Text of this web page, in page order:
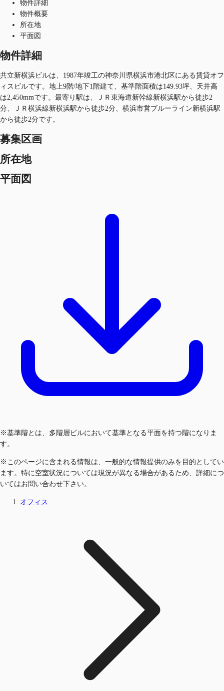
物件詳細
物件概要
所在地
平面図
物件詳細
共立新横浜ビルは、1987年竣工の神奈川県横浜市港北区にある賃貸オフ
ィスビルです。地上9階/地下1階建て、基準階面積は149.93坪、天井高
は2,450mmです。最寄り駅は、ＪＲ東海道新幹線新横浜駅から徒歩2
分、ＪＲ横浜線新横浜駅から徒歩2分、横浜市営ブルーライン新横浜駅
から徒歩2分です。
募集区画
所在地
平面図
※基準階とは、多階層ビルにおいて基準となる平面を持つ階になりま
す。
※このページに含まれる情報は、一般的な情報提供のみを目的としてい
ます。特に空室状況については現況が異なる場合があるため、詳細につ
いてはお問い合わせ下さい。
オフィス